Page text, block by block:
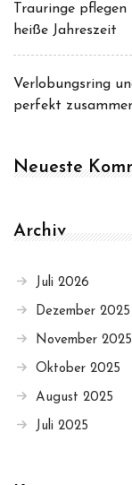
Trauringe
heiße Jahreszeit
Verlobungsring
perfekt
Neueste
Archiv
Juli 2026
Dezember 2025
November 2025
Oktober 2025
August 2025
Juli 2025